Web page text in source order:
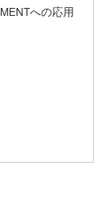
への応用